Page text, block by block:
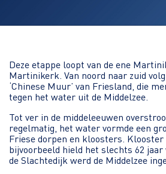
Deze etappe loopt van de ene
Martinikerk. Van noord naar zuid
‘Chinese Muur’ van Friesland, die
tegen het water uit de Middelzee.
Tot ver in de middeleeuwen
regelmatig, het water vormde een
Friese dorpen en kloosters.
bijvoorbeeld hield het slechts 62 jaar
de Slachtedijk werd de Middelzee